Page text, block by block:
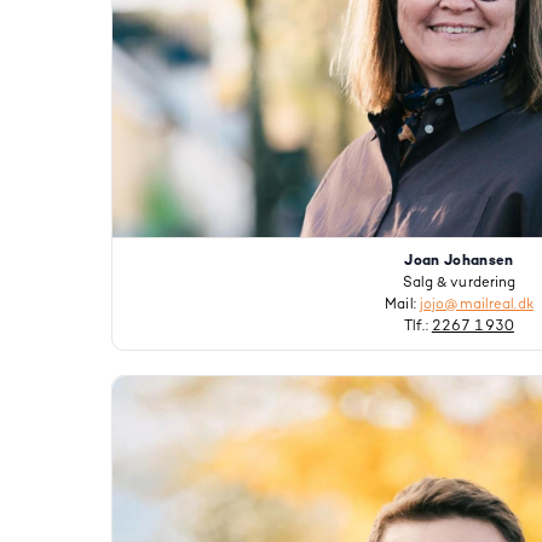
Joan Johansen
Salg & vurdering
Mail: jojo@mailreal.dk
Tlf.: 2267 1930